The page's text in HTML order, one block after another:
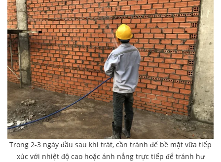
Trong 2-3 ngày đầu sau khi trát, cần tránh để bề mặt vữa tiếp
xúc với nhiệt độ cao hoặc ánh nắng trực tiếp để tránh hư